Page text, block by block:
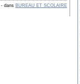
-dans BUREAU ET SCOLAIRE